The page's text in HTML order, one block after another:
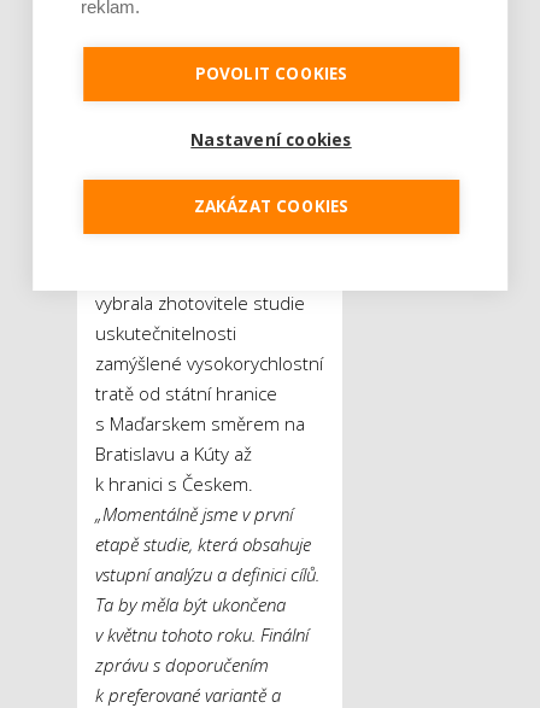
vysokorychlostních drah
přichází v posledních letech
také sousední Slovensko.
vybrala zhotovitele studie
uskutečnitelnosti
zamýšlené vysokorychlostní
tratě od státní hranice
s Maďarskem směrem na
Bratislavu a Kúty až
k hranici s Českem.
„Momentálně jsme v první
etapě studie, která obsahuje
vstupní analýzu a definici cílů.
Ta by měla být ukončena
v květnu tohoto roku. Finální
zprávu s doporučením
k preferované variantě a
reklam.
POVOLIT COOKIES
Nastavení cookies
ZAKÁZAT COOKIES